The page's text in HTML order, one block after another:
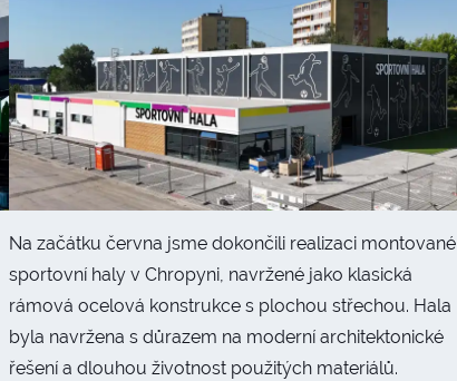
Na začátku června jsme dokončili realizaci montované
sportovní haly v Chropyni, navržené jako klasická
rámová ocelová konstrukce s plochou střechou. Hala
byla navržena s důrazem na moderní architektonické
řešení a dlouhou životnost použitých materiálů.